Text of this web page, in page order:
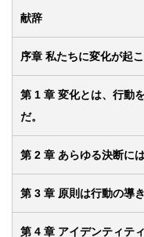
献辞
序章 私たちに変化が起
第 1 章 変化とは、行動
だ。
第 2 章 あらゆる決断に
第 3 章 原則は行動の導
第 4 章 アイデンティテ